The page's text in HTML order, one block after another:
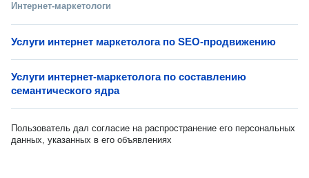
Интернет-маркетологи
Услуги интернет маркетолога по SEO-продвижению
Услуги интернет-маркетолога по составлению
семантического ядра
Пользователь дал согласие на распространение его персональных
данных, указанных в его объявлениях